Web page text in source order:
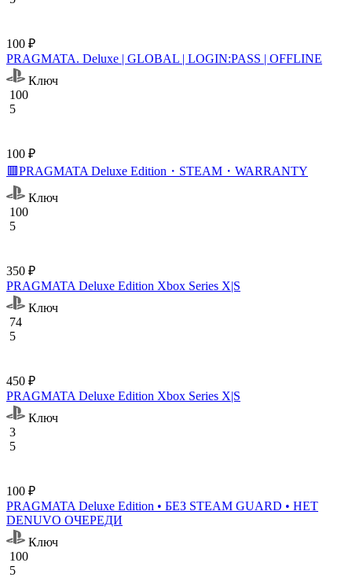
100 ₽
PRAGMATA. Deluxe | GLOBAL | LOGIN:PASS | OFFLINE
Ключ
100
5
100 ₽
🟥PRAGMATA Deluxe Edition・STEAM・WARRANTY
Ключ
100
5
350 ₽
PRAGMATA Deluxe Edition Xbox Series X|S
Ключ
74
5
450 ₽
PRAGMATA Deluxe Edition Xbox Series X|S
Ключ
3
5
100 ₽
PRAGMATA Deluxe Edition • БЕЗ STEAM GUARD • НЕТ
DENUVO ОЧЕРЕДИ
Ключ
100
5